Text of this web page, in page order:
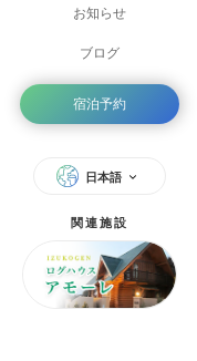
お知らせ
ブログ
宿泊予約
日本語
関連施設